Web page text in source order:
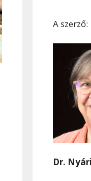
A szerző:
Dr.